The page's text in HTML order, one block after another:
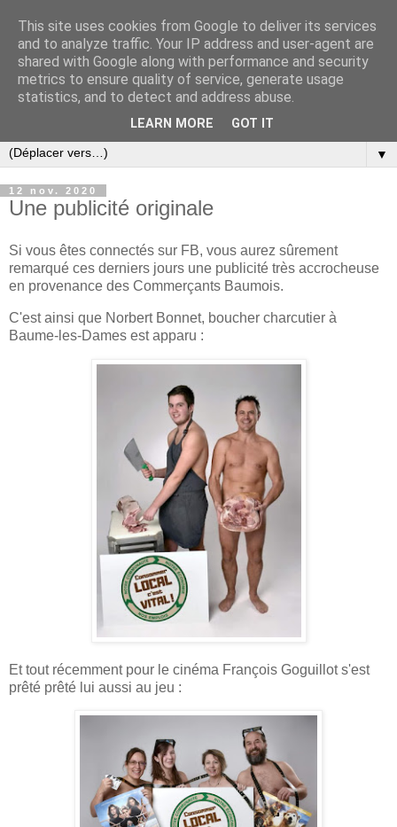
▼
12 nov. 2020
Une publicité originale
Si vous êtes connectés sur FB, vous aurez sûrement
remarqué ces derniers jours une publicité très accrocheuse
en provenance des Commerçants Baumois.
C'est ainsi que Norbert Bonnet, boucher charcutier à
Baume-les-Dames est apparu :
Et tout récemment pour le cinéma François Goguillot s'est
prêté prêté lui aussi au jeu :
This site uses cookies from Google to deliver its services
and to analyze traffic. Your IP address and user-agent are
shared with Google along with performance and security
metrics to ensure quality of service, generate usage
statistics, and to detect and address abuse.
LEARN MORE GOT IT